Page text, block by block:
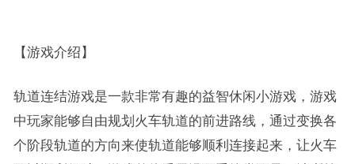
【游戏介绍】
轨道连结游戏是一款非常有趣的益智休闲小游戏，游戏
中玩家能够自由规划火车轨道的前进路线，通过变换各
个阶段轨道的方向来使轨道能够顺利连接起来，让火车